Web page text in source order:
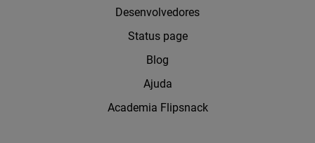
Desenvolvedores
Status page
Blog
Ajuda
Academia Flipsnack